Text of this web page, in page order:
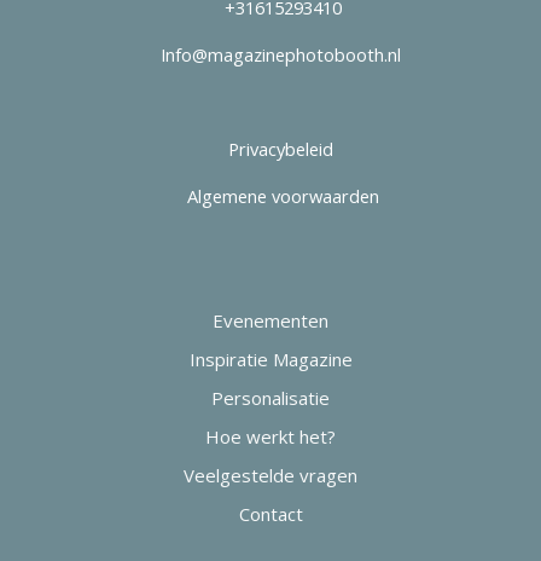
+31615293410
Info@magazinephotobooth.nl
Privacybeleid
Algemene voorwaarden
Evenementen
Inspiratie Magazine
Personalisatie
Hoe werkt het?
Veelgestelde vragen
Contact